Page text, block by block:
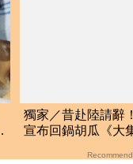
獨家／昔赴陸請辭
宣布回鍋胡瓜《大